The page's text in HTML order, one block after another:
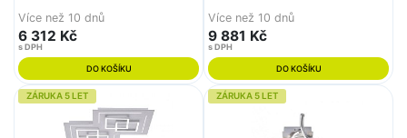
Více než 10 dnů
6 312 Kč
s DPH
DO KOŠÍKU
Více než 10 dnů
9 881 Kč
s DPH
DO KOŠÍKU
ZÁRUKA 5 LET ZÁRUKA 5 LET